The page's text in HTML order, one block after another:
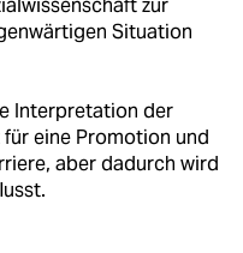
zur
Situation
Interpretation der
eine Promotion und
aber dadurch wird